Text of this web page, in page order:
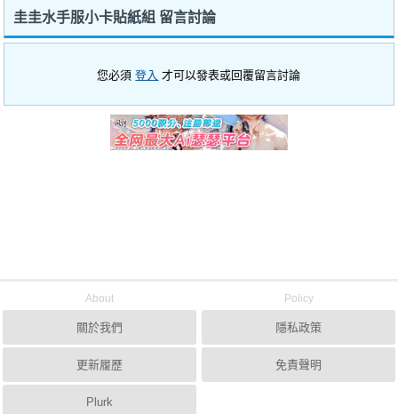
圭圭水手服小卡貼紙組 留言討論
您必須登入 才可以發表或回覆留言討論
About
關於我們
更新履歷
Plurk
Policy
隱私政策
免責聲明